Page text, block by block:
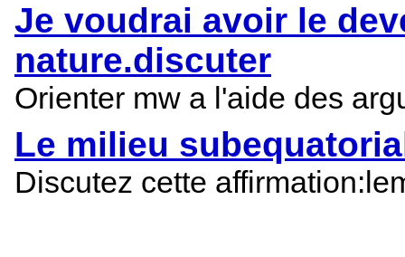
Je voudrai avoir le
nature.discuter
Orienter mw a l'aide des
Le milieu
Discutez cette